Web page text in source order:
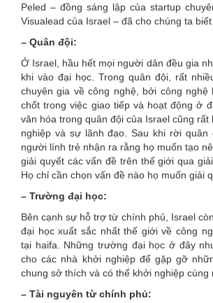
Peled – đồng sáng lập của startup
Visualead của Israel – đã cho chúng ta
– Quân đội:
Ở Israel, hầu hết mọi người dân đều gia
khi vào đại học. Trong quân đội, rất
chuyên gia về công nghệ, bởi công nghệ
chốt trong việc giao tiếp và hoạt động ở
văn hóa trong quân đội của Israel cũng rất
nghiệp và sự lãnh đạo. Sau khi rời quân
người lính trẻ nhận ra rằng họ muốn tạo
giải quyết các vấn đề trên thế giới qua
Họ chỉ cần chọn vấn đề nào họ muốn giải
– Trường đại học:
Bên cạnh sự hỗ trợ từ chính phủ, Israel
đại học xuất sắc nhất thế giới về công
tại haifa. Những trường đại học ở đây
cho các nhà khởi nghiệp để gặp gỡ
chung sở thích và có thể khởi nghiệp cùng
– Tài nguyên từ chính phủ: